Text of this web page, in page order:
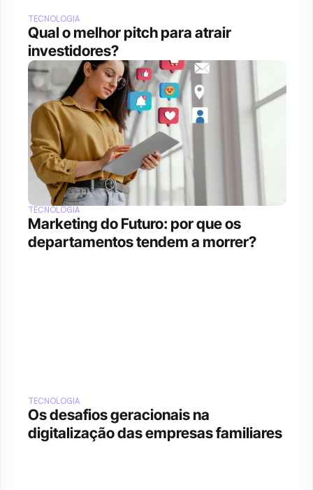
TECNOLOGIA
Qual o melhor pitch para atrair
investidores?
TECNOLOGIA
Marketing do Futuro: por que os
departamentos tendem a morrer?
TECNOLOGIA
Os desafios geracionais na
digitalização das empresas familiares